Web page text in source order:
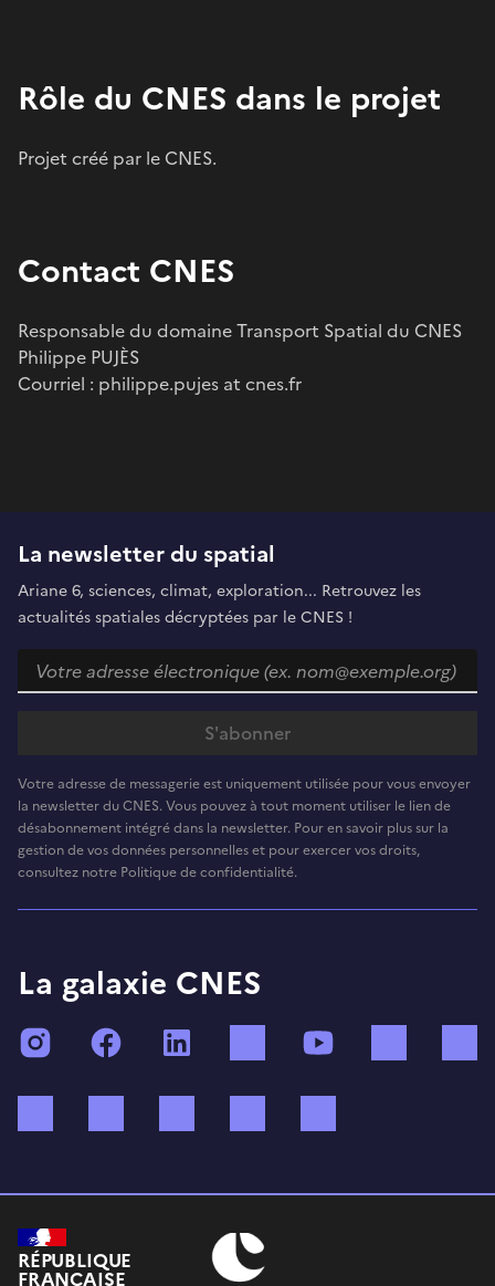
Rôle du CNES dans le projet
Projet créé par le CNES.
Contact CNES
Responsable du domaine Transport Spatial du CNES
Philippe PUJÈS
Courriel : philippe.pujes at cnes.fr
La newsletter du spatial
Ariane 6, sciences, climat, exploration... Retrouvez les
actualités spatiales décryptées par le CNES !
Votre adresse de messagerie est uniquement utilisée pour vous envoyer
la newsletter du CNES. Vous pouvez à tout moment utiliser le lien de
désabonnement intégré dans la newsletter. Pour en savoir plus sur la
gestion de vos données personnelles et pour exercer vos droits,
consultez notre Politique de confidentialité.
La galaxie CNES
InstagramFacebook TikTok
RÉPUBLIQUE
FRANÇAISE